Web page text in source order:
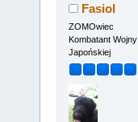
Fasiol
ZOMOwiec
Kombatant
Japońskiej